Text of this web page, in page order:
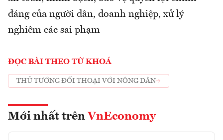
đáng của người dân, doanh nghiệp, xử lý
nghiêm các sai phạm
ĐỌC BÀI THEO TỪ KHOÁ
THỦ TƯỚNG ĐỐI THOẠI VỚI NÔNG DÂN
Mới nhất trên VnEconomy